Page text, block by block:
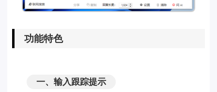
功能特色
一、输入跟踪提示